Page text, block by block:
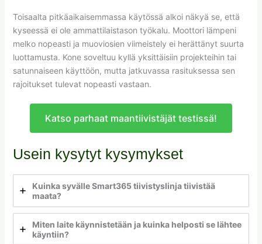
Toisaalta pitkäaikaisemmassa käytössä alkoi näkyä se, että
kyseessä ei ole ammattilaistason työkalu. Moottori lämpeni
melko nopeasti ja muoviosien viimeistely ei herättänyt suurta
luottamusta. Kone soveltuu kyllä yksittäisiin projekteihin tai
satunnaiseen käyttöön, mutta jatkuvassa rasituksessa sen
rajoitukset tulevat nopeasti vastaan.
Katso parhaat maantiivistäjät testissä!
Usein kysytyt kysymykset
Kuinka syvälle Smart365 tiivistyslinja tiivistää
maata?
Miten laite käynnistetään ja kuinka helposti se lähtee
käyntiin?